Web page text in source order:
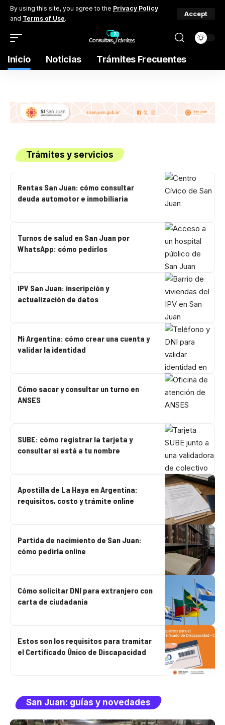
By using this site, you agree to the Privacy Policy
and Terms of Use.
Accept
Inicio Noticias Trámites Frecuentes
San Juan: guías y novedades
Trámites y servicios
Rentas San Juan: cómo consultar
deuda automotor e inmobiliaria
Turnos de salud en San Juan por
WhatsApp: cómo pedirlos
IPV San Juan: inscripción y
actualización de datos
Mi Argentina: cómo crear una cuenta y
validar la identidad
Cómo sacar y consultar un turno en
ANSES
SUBE: cómo registrar la tarjeta y
consultar si está a tu nombre
Apostilla de La Haya en Argentina:
requisitos, costo y trámite online
Partida de nacimiento de San Juan:
cómo pedirla online
Cómo solicitar DNI para extranjero con
carta de ciudadanía
Estos son los requisitos para tramitar
el Certificado Único de Discapacidad